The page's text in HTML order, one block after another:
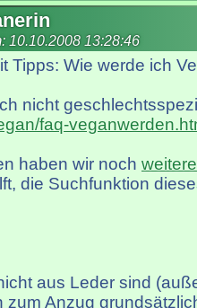
10.10.2008 13:28:46
Tipps: Wie werde ich
nicht
faq-
haben wir noch
die Suchfunktion
aus Leder sind
zum Anzug